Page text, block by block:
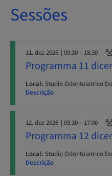
Sessões
11. dez 2026 | 09:30 – 18:30
Programma 11
Local: Studio Odontoiatrico
Descrição
12. dez 2026 | 09:30 – 17:00
Programma 12
Local: Studio Odontoiatrico
Descrição